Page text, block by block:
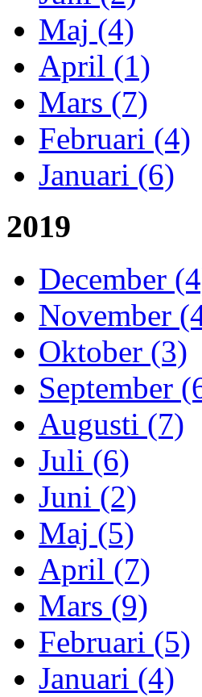
Maj (4)
April (1)
Mars (7)
Februari (4)
Januari (6)
2019
December
November
Oktober (3)
September
Augusti (7)
Juli (6)
Juni (2)
Maj (5)
April (7)
Mars (9)
Februari (5)
Januari (4)